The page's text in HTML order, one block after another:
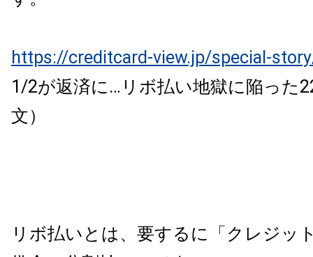
https://creditcard-view.jp/special-
1/2が返済に…リボ払い地獄に陥った
文）
リボ払いとは、要するに「クレジッ